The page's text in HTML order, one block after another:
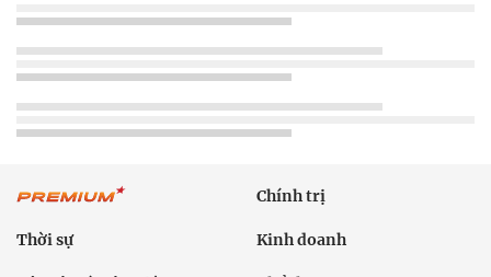
Chính trị
Thời sự Kinh doanh